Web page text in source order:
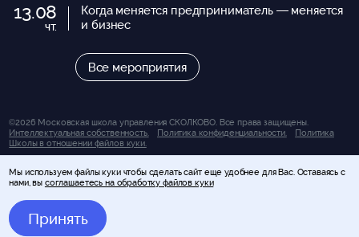
13.08
чт.
Когда меняется предприниматель — меняется
и бизнес
Все мероприятия
©2026 Московская школа управления СКОЛКОВО. Все права защищены.
Интеллектуальная собственность.
Политика конфиденциальности.
Политика
Школы в отношении файлов куки.
справочный характер и ни при каких условиях не является публичной офертой,
определяемой положениями статьи 437 Гражданского кодекса Российской
подробной информации об условиях обучения и оказания иных услуг Вы можете
обратиться к консультантам Школы управления СКОЛКОВО.
Мы используем файлы куки чтобы сделать сайт еще удобнее для Вас. Оставаясь с
нами, вы соглашаетесь на обработку файлов куки
Принять